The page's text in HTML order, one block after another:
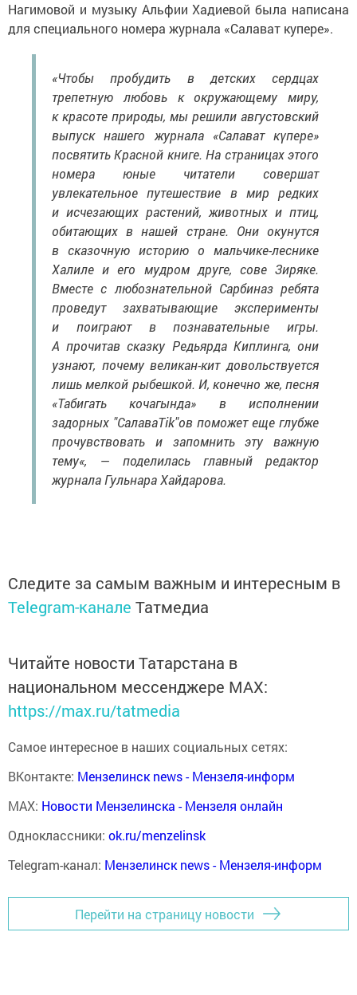
Нагимовой и музыку Альфии Хадиевой была написана
для специального номера журнала «Салават купере».
«Чтобы пробудить в детских сердцах
трепетную любовь к окружающему миру,
к красоте природы, мы решили августовский
выпуск нашего журнала «Салават күпере»
посвятить Красной книге. На страницах этого
номера юные читатели совершат
увлекательное путешествие в мир редких
и исчезающих растений, животных и птиц,
обитающих в нашей стране. Они окунутся
в сказочную историю о мальчике-леснике
Халиле и его мудром друге, сове Зиряке.
Вместе с любознательной Сарбиназ ребята
проведут захватывающие эксперименты
и поиграют в познавательные игры.
А прочитав сказку Редьярда Киплинга, они
узнают, почему великан-кит довольствуется
лишь мелкой рыбешкой. И, конечно же, песня
«Табигать кочагында» в исполнении
задорных "СалаваTik"ов поможет еще глубже
прочувствовать и запомнить эту важную
тему«, — поделилась главный редактор
журнала Гульнара Хайдарова.
Следите за самым важным и интересным в
Telegram-канале Татмедиа
Читайте новости Татарстана в
национальном мессенджере MАХ:
https://max.ru/tatmedia
Самое интересное в наших социальных сетях:
ВКонтакте: Мензелинск news - Мензеля-информ
MAX: Новости Мензелинска - Мензеля онлайн
Одноклассники: ok.ru/menzelinsk
Telegram-канал: Мензелинск news - Мензеля-информ
Перейти на страницу новости